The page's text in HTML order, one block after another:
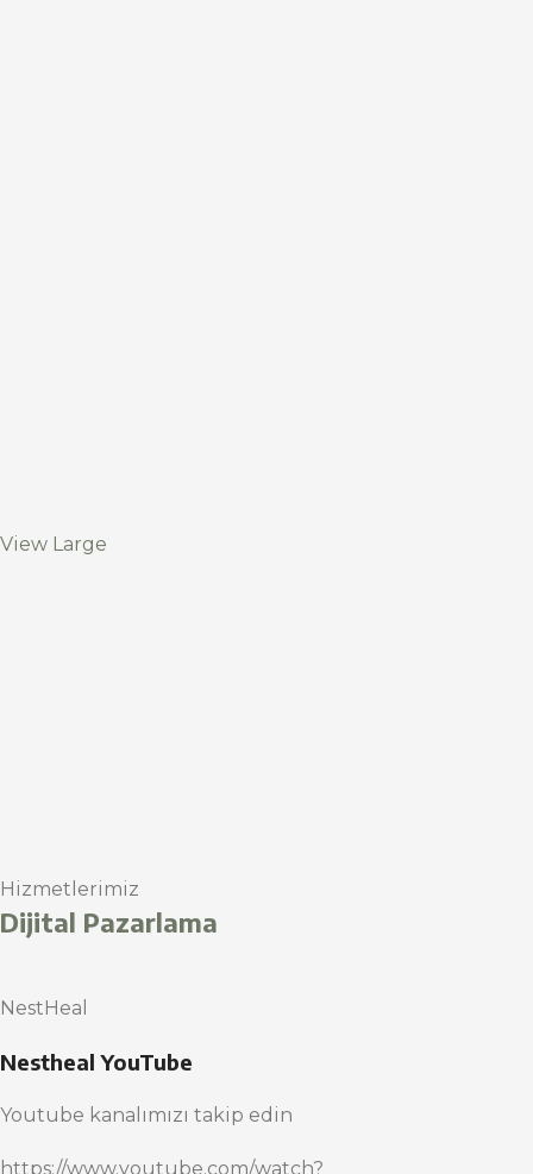
View Large
Hizmetlerimiz
Dijital Pazarlama
NestHeal
Nestheal YouTube
Youtube kanalımızı takip edin
https://www.youtube.com/watch?